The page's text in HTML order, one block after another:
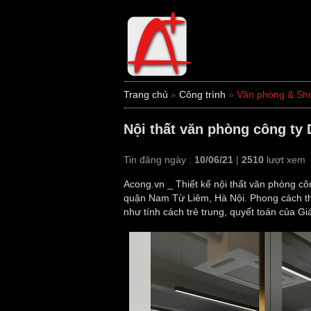
Trang chủ » Công trình » Văn phòng &
Nội thất văn phòng công ty
Tin đăng ngày : 10/06/21 2510 lượt xem
Acong.vn _ Thiết kế nội thất văn phòng
quận Nam Từ Liêm, Hà Nội. Phong cách
như tính cách trẻ trung, quyết toán của